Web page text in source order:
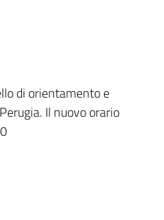
di orientamento e
Il nuovo orario